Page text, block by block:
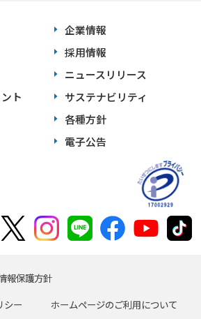
ト
企業情報
採用情報
ニュースリリース
サステナビリティ
各種方針
電子公告
報保護方針
シー
ホームページのご利用について